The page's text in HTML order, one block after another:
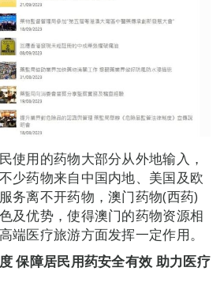
使用的药物大部分从外地输入，
少药物来自中国内地、美国及欧
务离不开药物，澳门药物(西药)
及优势，使得澳门的药物资源相
端医疗旅游方面发挥一定作用。
保障居民用药安全有效 助力医疗